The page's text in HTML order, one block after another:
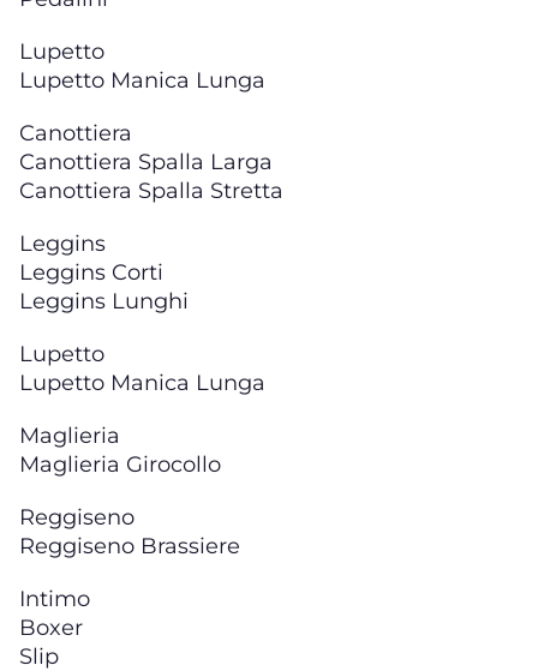
Lupetto
Lupetto Manica Lunga
Canottiera
Canottiera Spalla Larga
Canottiera Spalla Stretta
Leggins
Leggins Corti
Leggins Lunghi
Lupetto
Lupetto Manica Lunga
Maglieria
Maglieria Girocollo
Reggiseno
Reggiseno Brassiere
Intimo
Boxer
Slip